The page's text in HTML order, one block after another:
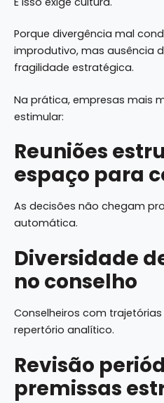
Porque divergência mal
improdutivo, mas ausência
fragilidade estratégica.
Na prática, empresas mais
estimular:
Reuniões
espaço para
As decisões não chegam
automática.
Diversidade
no conselho
Conselheiros com
repertório analítico.
Revisão
premissas